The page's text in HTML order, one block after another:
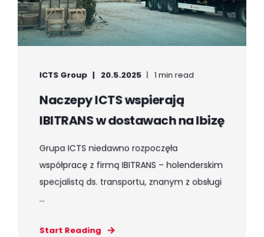
ICTS Group 20.5.2025 1 min read
Naczepy ICTS wspierają
IBITRANS w dostawach na Ibizę
Grupa ICTS niedawno rozpoczęła
współpracę z firmą IBITRANS – holenderskim
specjalistą ds. transportu, znanym z obsługi
...
Start Reading